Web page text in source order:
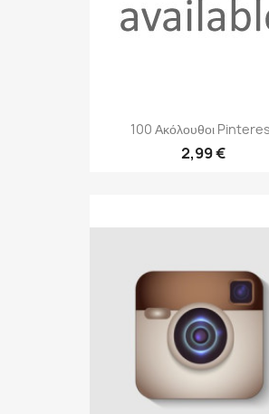
100 Ακόλουθοι
2,99 €